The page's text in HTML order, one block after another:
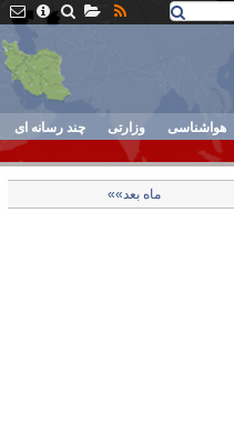
هواشناسی وزارتی چند رسانه ای
ماه بعد»»